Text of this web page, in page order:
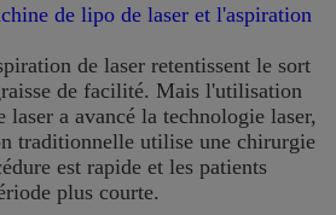
de lipo de laser et l'aspiration
de laser retentissent le sort
de facilité. Mais l'utilisation
laser a avancé la technologie laser,
traditionnelle utilise une chirurgie
est rapide et les patients
plus courte.